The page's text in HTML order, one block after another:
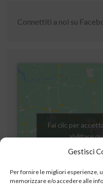
Gestisci
Per fornire le migliori esperienze,
memorizzare e/o accedere alle
Connettiti a noi su
Fai clic per
abilitare